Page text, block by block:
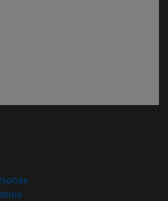
nueva ventana)
(abre en nueva ventana)
(abre en nueva ventana)